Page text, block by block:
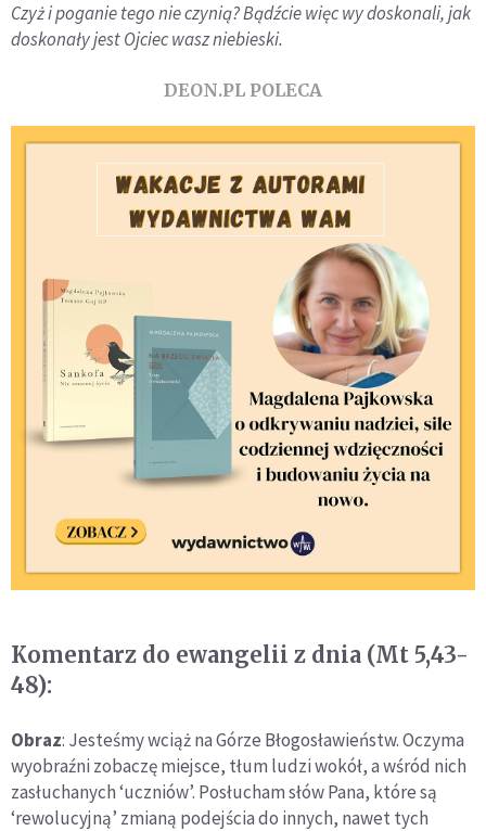
Czyż i poganie tego nie czynią? Bądźcie więc wy doskonali, jak
doskonały jest Ojciec wasz niebieski.
DEON.PL POLECA
Komentarz do ewangelii z dnia (Mt 5,43-
48):
Obraz: Jesteśmy wciąż na Górze Błogosławieństw. Oczyma
wyobraźni zobaczę miejsce, tłum ludzi wokół, a wśród nich
zasłuchanych ‘uczniów’. Posłucham słów Pana, które są
‘rewolucyjną’ zmianą podejścia do innych, nawet tych